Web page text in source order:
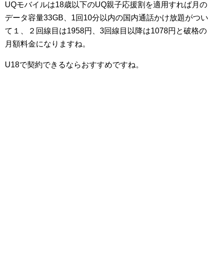
UQモバイルは18歳以下のUQ親子応援割を適用すれば月の
データ容量33GB、1回10分以内の国内通話かけ放題がつい
て１、２回線目は1958円、3回線目以降は1078円と破格の
月額料金になりますね。
U18で契約できるならおすすめですね。